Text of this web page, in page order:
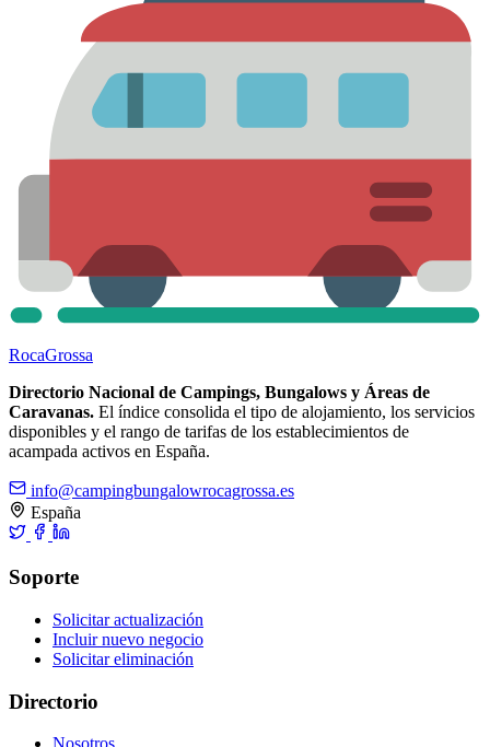
RocaGrossa
Directorio Nacional de Campings, Bungalows y Áreas de
Caravanas. El índice consolida el tipo de alojamiento, los servicios
disponibles y el rango de tarifas de los establecimientos de
acampada activos en España.
info@campingbungalowrocagrossa.es
España
Soporte
Solicitar actualización
Incluir nuevo negocio
Solicitar eliminación
Directorio